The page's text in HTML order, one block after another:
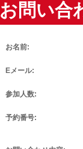
お問い合
お名前:
Eメール:
参加人数:
予約番号: